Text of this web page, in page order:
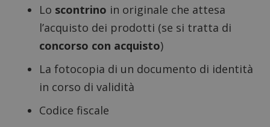
Lo scontrino in originale che attesa
l’acquisto dei prodotti (se si tratta di
concorso con acquisto)
La fotocopia di un documento di identità
in corso di validità
Codice fiscale